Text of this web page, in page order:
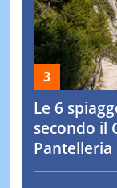
Le 6
secondo il
Pantelleria